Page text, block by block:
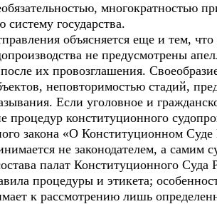
многократностью
государства.
объясняется еще и тем,
не предусмотрены
их провозглашения.
неповторимостью стадий,
Если уголовное и
конституционного
закона «О Конституционном
не законодателем, а самим
палат Конституционного
процедуры и этикета;
к рассмотрению лишь